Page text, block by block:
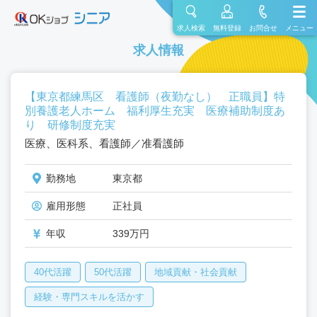
求人検索 無料登録 お問合せ メニュー
求人情報
【東京都練馬区 看護師（夜勤なし） 正職員】特
別養護老人ホーム 福利厚生充実 医療補助制度あ
り 研修制度充実
医療、医科系、看護師／准看護師
勤務地 東京都
雇用形態 正社員
年収 339万円
40代活躍 50代活躍 地域貢献・社会貢献
経験・専門スキルを活かす